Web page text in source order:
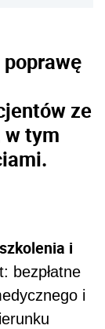
ze
tym
i
bezpłatne
i